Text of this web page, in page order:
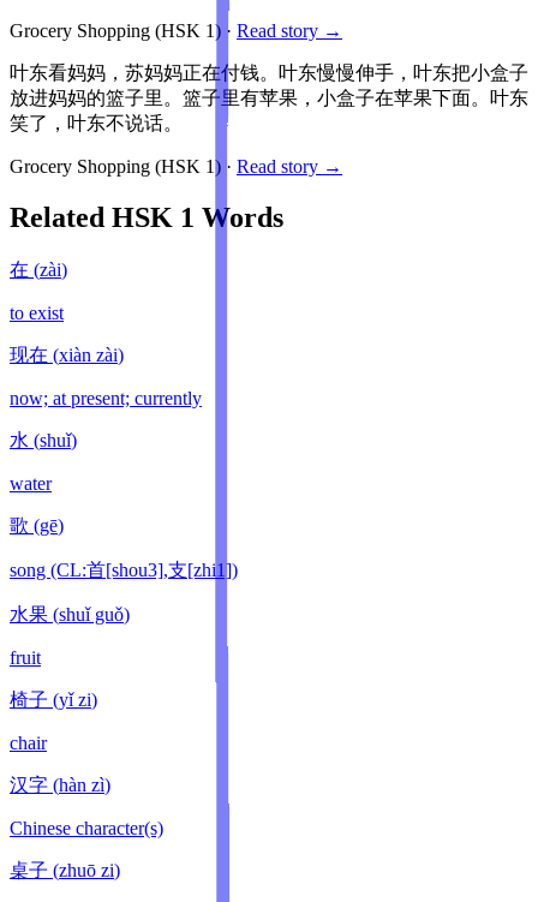
Grocery Shopping (HSK 1) · Read story →
叶东看妈妈，苏妈妈正在付钱。叶东慢慢伸手，叶东把小盒子
放进妈妈的篮子里。篮子里有苹果，小盒子在苹果下面。叶东
笑了，叶东不说话。
Grocery Shopping (HSK 1) · Read story →
Related HSK 1 Words
在 (zài)
to exist
现在 (xiàn zài)
now; at present; currently
水 (shuǐ)
water
歌 (gē)
song (CL:首[shou3],支[zhi1])
水果 (shuǐ guǒ)
fruit
椅子 (yǐ zi)
chair
汉字 (hàn zì)
Chinese character(s)
桌子 (zhuō zi)